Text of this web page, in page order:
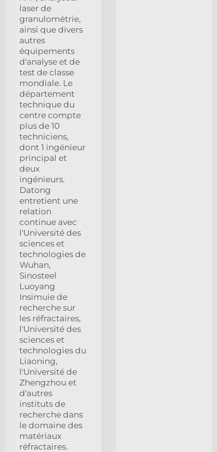
laser de
granulométrie,
ainsi que divers
autres
équipements
d'analyse et de
test de classe
mondiale. Le
département
technique du
centre compte
plus de 10
techniciens,
dont 1 ingénieur
principal et
deux
ingénieurs.
Datong
entretient une
relation
continue avec
l'Université des
sciences et
technologies de
Wuhan,
Sinosteel
Luoyang
Insimuie de
recherche sur
les réfractaires,
l'Université des
sciences et
technologies du
Liaoning,
l'Université de
Zhengzhou et
d'autres
instituts de
recherche dans
le domaine des
matériaux
réfractaires.